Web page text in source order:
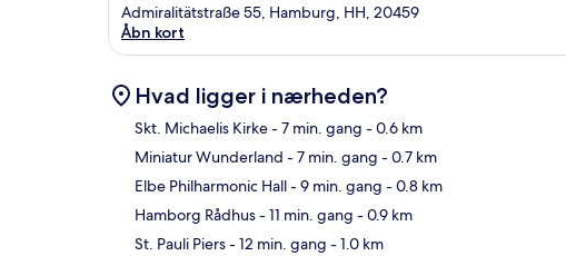
Admiralitätstraße 55, Hamburg, HH, 20459
Åbn kort
Hvad ligger i nærheden?
Skt. Michaelis Kirke- 7 min. gang - 0.6 km
Miniatur Wunderland - 7 min. gang - 0.7 km
Elbe Philharmonic Hall- 9 min. gang - 0.8 km
Hamborg Rådhus- 11 min. gang - 0.9 km
St. Pauli Piers- 12 min. gang - 1.0 km